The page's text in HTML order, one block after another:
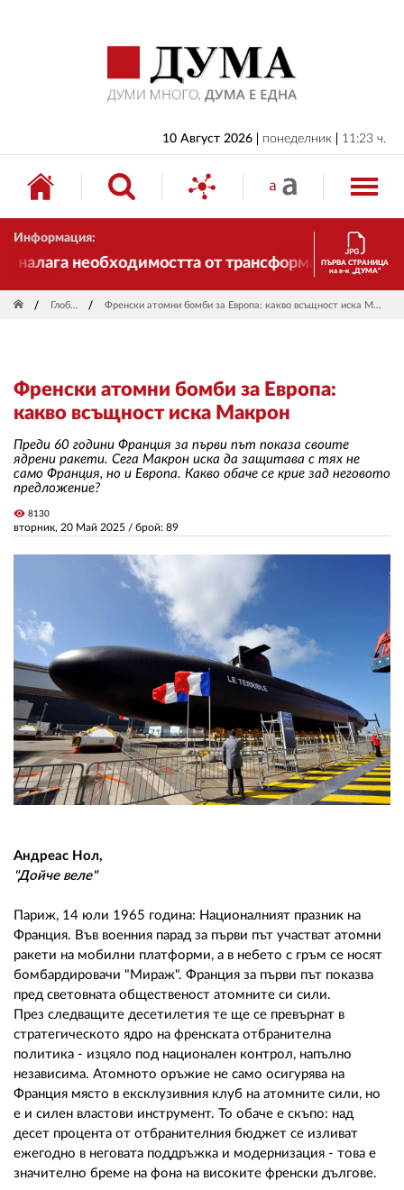
10 Август 2026 понеделник 11:23 ч.
Информация:
необходимостта от трансформации. И ДУМА
ПЪРВА СТРАНИЦА
на в-к „ДУМА“
Глобус Френски атомни бомби за Европа: какво всъщност иска Макрон
Френски атомни бомби за Европа:
какво всъщност иска Макрон
Преди 60 години Франция за първи път показа своите
ядрени ракети. Сега Макрон иска да защитава с тях не
само Франция, но и Европа. Какво обаче се крие зад неговото
предложение?
вторник, 20 Май 2025 / брой: 89
visibility 8130
Андреас Нол,
"Дойче веле"
Париж, 14 юли 1965 година: Националният празник на
Франция. Във военния парад за първи път участват атомни
ракети на мобилни платформи, а в небето с гръм се носят
бомбардировачи "Мираж". Франция за първи път показва
пред световната общественост атомните си сили.
През следващите десетилетия те ще се превърнат в
стратегическото ядро на френската отбранителна
политика - изцяло под национален контрол, напълно
независима. Атомното оръжие не само осигурява на
Франция място в ексклузивния клуб на атомните сили, но
е и силен властови инструмент. То обаче е скъпо: над
десет процента от отбранителния бюджет се изливат
ежегодно в неговата поддръжка и модернизация - това е
значително бреме на фона на високите френски дългове.
БЪЛГАРИЯ
ИКОНОМИКА
ИЗБОРИ
СВЯТ
ДРУГИ
ЗА НАС
РЕДАКЦИЯ
КОНТАКТИ
РЕКЛАМА
АБОНАМЕНТ
УСЛОВИЯ ЗА ПОЛЗВАНЕ
ПОЛИТИКА ЗА БИСКВИТКИТЕ
ПОЛИТИКАТА ЗА
ПОВЕРИТЕЛНОСТ
02 975 20 35